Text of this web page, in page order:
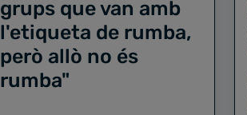
grups que van amb
l'etiqueta de rumba,
però allò no és
rumba"